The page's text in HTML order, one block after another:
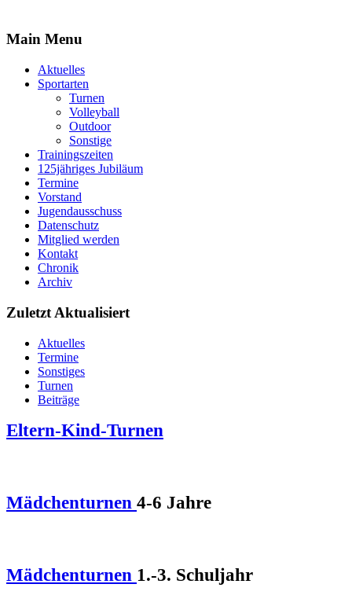
Main Menu
Aktuelles
Sportarten
Turnen
Volleyball
Outdoor
Sonstige
Trainingszeiten
125jähriges Jubiläum
Termine
Vorstand
Jugendausschuss
Datenschutz
Mitglied werden
Kontakt
Chronik
Archiv
Zuletzt Aktualisiert
Aktuelles
Termine
Sonstiges
Turnen
Beiträge
Eltern-Kind-Turnen
Mädchenturnen 4-6 Jahre
Mädchenturnen 1.-3. Schuljahr